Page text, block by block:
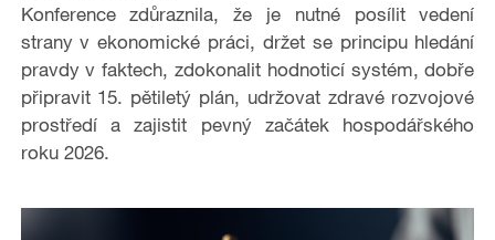
Konference zdůraznila, že je nutné posílit vedení
strany v ekonomické práci, držet se principu hledání
pravdy v faktech, zdokonalit hodnoticí systém, dobře
připravit 15. pětiletý plán, udržovat zdravé rozvojové
prostředí a zajistit pevný začátek hospodářského
roku 2026.